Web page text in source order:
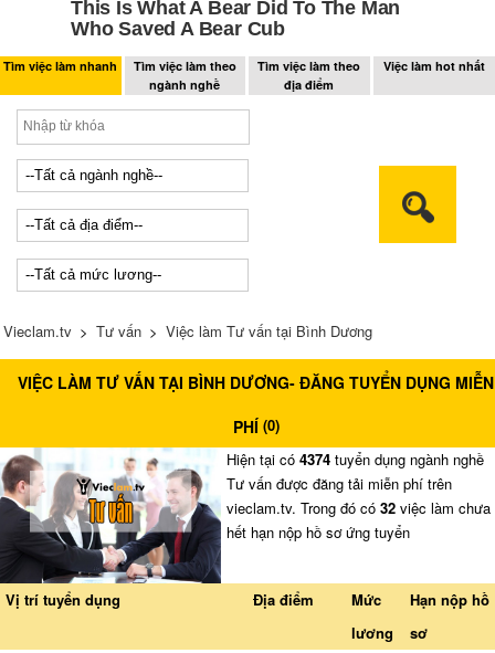
Tìm việc làm nhanh
Tìm việc làm theo
ngành nghề
Tìm việc làm theo
địa điểm
Việc làm hot nhất
Vieclam.tv > Tư vấn > Việc làm Tư vấn tại Bình Dương
VIỆC LÀM TƯ VẤN TẠI BÌNH DƯƠNG- ĐĂNG TUYỂN DỤNG MIỄN
PHÍ(0)
Hiện tại có 4374 tuyển dụng ngành nghề
Tư vấn được đăng tải miễn phí trên
vieclam.tv. Trong đó có 32 việc làm chưa
hết hạn nộp hồ sơ ứng tuyển
Vị trí tuyển dụng Địa điểm
Mức
lương
Hạn nộp hồ
sơ